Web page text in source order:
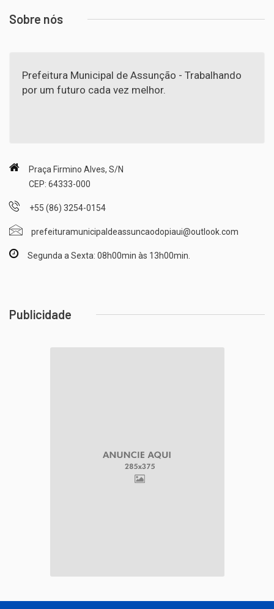
Sobre nós
Prefeitura Municipal de Assunção - Trabalhando
por um futuro cada vez melhor.
Praça Firmino Alves, S/N
CEP: 64333-000
+55 (86) 3254-0154
prefeituramunicipaldeassuncaodopiaui@outlook.com
Segunda a Sexta: 08h00min às 13h00min.
Publicidade